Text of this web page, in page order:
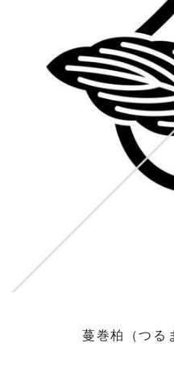
蔓巻柏（つる